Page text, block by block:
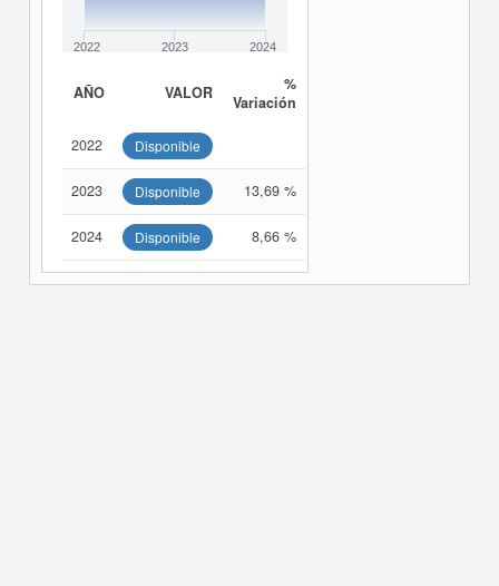
2022 2023 2024
AÑO VALOR
%
Variación
2022 Disponible
2023 Disponible 13,69 %
2024 Disponible 8,66 %